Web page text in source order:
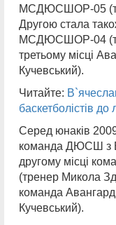
МСДЮСШОР-05
Другою стала
МСДЮСШОР-04
третьому місці
Кучевський).
Читайте:
баскетболістів до
Серед юнаків
команда ДЮСШ з
другому місці
(тренер Микола
команда
Кучевський).